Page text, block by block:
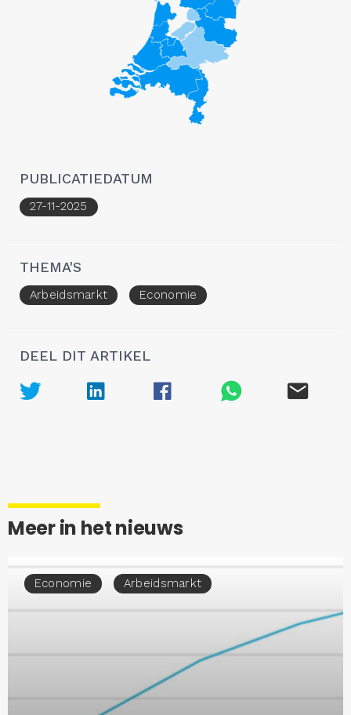
PUBLICATIEDATUM
27-11-2025
THEMA'S
Arbeidsmarkt Economie
DEEL DIT ARTIKEL
Meer in het nieuws
Economie Arbeidsmarkt